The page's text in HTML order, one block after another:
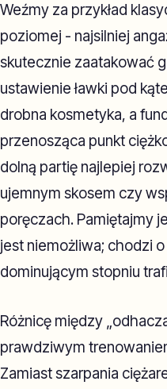
Weźmy za przykład
poziomej - najsilniej
skutecznie zaatakować
ustawienie ławki pod
drobna kosmetyka, a
przenosząca punkt
dolną partię najlepiej
ujemnym skosem czy
poręczach. Pamiętajmy
jest niemożliwa; chodzi
dominującym stopniu
Różnicę między
prawdziwym
Zamiast szarpania